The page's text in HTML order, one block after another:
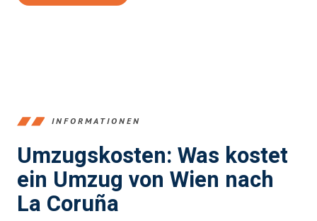
INFORMATIONEN
Umzugskosten: Was kostet
ein Umzug von Wien nach
La Coruña